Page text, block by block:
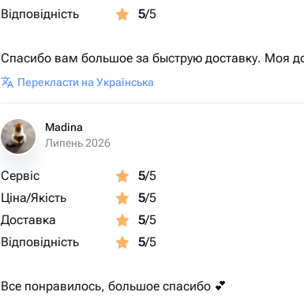
Відповідність
5/5
Спасибо вам большое за быструю доставку. Моя
Перекласти на Українська
Madina
Липень 2026
Сервіс 5/5
Ціна/Якість
5/5
Доставка
5/5
Відповідність
5/5
Все понравилось, большое спасибо 💕